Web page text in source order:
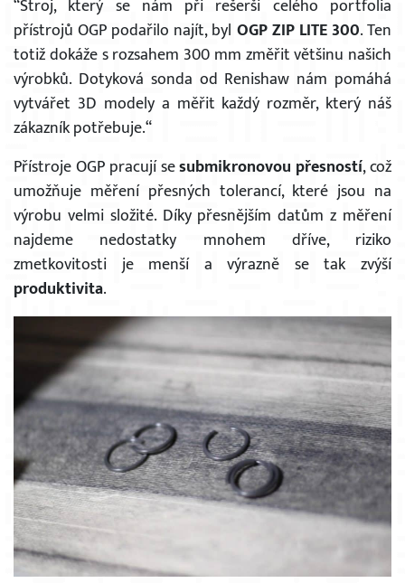
“Stroj, který se nám při rešerši celého portfolia
přístrojů OGP podařilo najít, byl OGP ZIP LITE 300. Ten
totiž dokáže s rozsahem 300 mm změřit většinu našich
výrobků. Dotyková sonda od Renishaw nám pomáhá
vytvářet 3D modely a měřit každý rozměr, který náš
zákazník potřebuje.“
Přístroje OGP pracují sesubmikronovou přesností, což
umožňuje měření přesných tolerancí, které jsou na
výrobu velmi složité. Díky přesnějším datům z měření
najdeme nedostatky mnohem dříve, riziko
zmetkovitosti je menší a výrazně se tak zvýší
produktivita.